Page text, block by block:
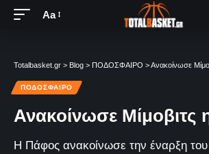
Aa
Totalbasket.gr > Blog > ΠΟΔΟΣΦΑΙΡΟ >Ανακοίνωσε
ΠΟΔΟΣΦΑΙΡΟ
Ανακοίνωσε Μίμοβιτς
Η Πάφος ανακοίνωσε την έναρξη του